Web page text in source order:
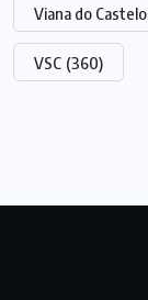
Viana do Castelo
VSC (360)